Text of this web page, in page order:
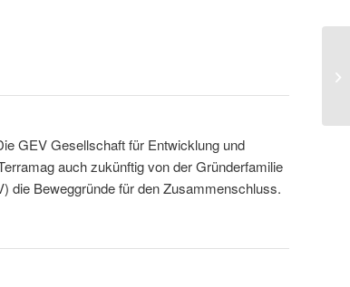
GEV Gesellschaft für Entwicklung und
auch zukünftig von der Gründerfamilie
die Beweggründe für den Zusammenschluss.